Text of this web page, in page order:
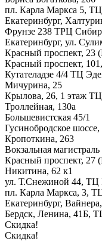
пл. Карла Маркса 5,
Екатеринбург,
Фрунзе 238 ТРЦ
Екатеринбург, ул.
Красный проспект, 23
Красный проспект,
Кутателадзе 4/4 ТЦ
Мичурина, 25
Крылова, 26, 1 этаж
Троллейная, 130а
Большевистская 45/1
Гусинобродское шоссе,
Кропоткина, 263
Вокзальная магистраль
Красный проспект, 27
Никитина, 62 к1
ул. Т.Снежиной 44, ТЦ
пл. Карла Маркса, 3,
Екатеринбург,
Бердск, Ленина, 41Б,
Скидка!
Скидка!